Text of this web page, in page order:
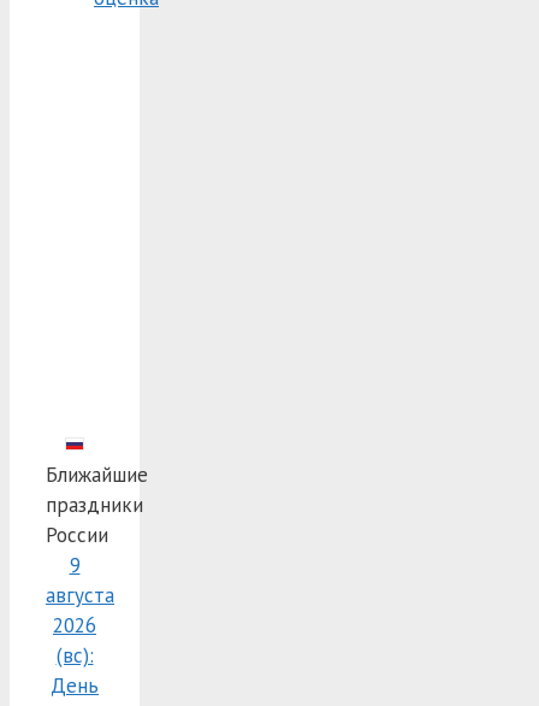
Ближайшие
праздники
России
9
августа
2026
(вс):
День